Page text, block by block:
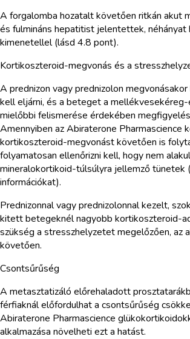
A forgalomba hozatalt követően ritkán akut
és fulmináns hepatitist jelentettek, néhányat
kimenetellel (lásd 4.8 pont).
Kortikoszteroid-megvonás és a
A prednizon vagy prednizolon
kell eljárni, és a beteget a
mielőbbi felismerése érdekében
Amennyiben az Abiraterone Pharmascience
kortikoszteroid-megvonást követően is
folyamatosan ellenőrizni kell, hogy nem
mineralokortikoid-túlsúlyra jellemző tünetek
információkat).
Prednizonnal vagy prednizolonnal kezelt,
kitett betegeknél nagyobb kortikoszteroid-
szükség a stresszhelyzetet megelőzően, az
követően.
Csontsűrűség
A metasztatizáló előrehaladott
férfiaknál előfordulhat a csontsűrűség
Abiraterone Pharmascience
alkalmazása növelheti ezt a hatást.